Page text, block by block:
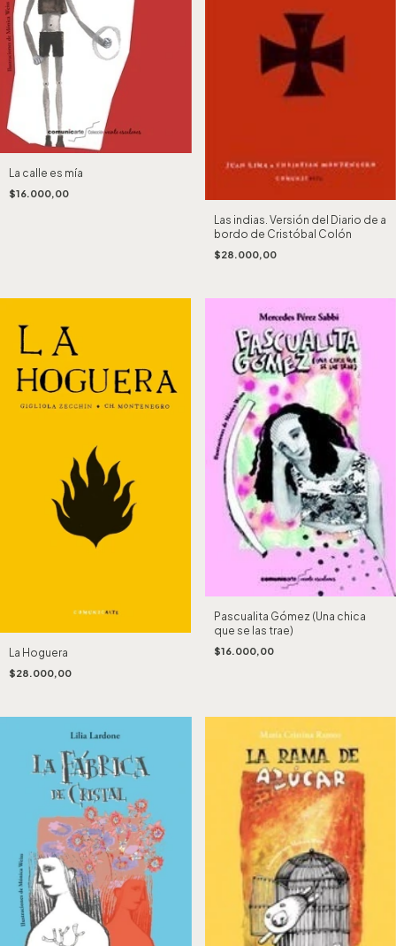
La calle es mía
$16.000,00
Las indias. Versión del Diario de a
bordo de Cristóbal Colón
$28.000,00
La Hoguera
$28.000,00
Pascualita Gómez (Una chica
que se las trae)
$16.000,00